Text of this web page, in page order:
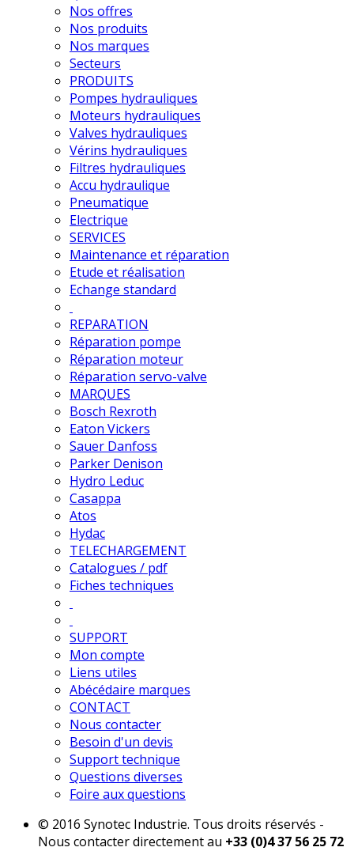
Nos offres
Nos produits
Nos marques
Secteurs
PRODUITS
Pompes hydrauliques
Moteurs hydrauliques
Valves hydrauliques
Vérins hydrauliques
Filtres hydrauliques
Accu hydraulique
Pneumatique
Electrique
SERVICES
Maintenance et réparation
Etude et réalisation
Echange standard
REPARATION
Réparation pompe
Réparation moteur
Réparation servo-valve
MARQUES
Bosch Rexroth
Eaton Vickers
Sauer Danfoss
Parker Denison
Hydro Leduc
Casappa
Atos
Hydac
TELECHARGEMENT
Catalogues / pdf
Fiches techniques
SUPPORT
Mon compte
Liens utiles
Abécédaire marques
CONTACT
Nous contacter
Besoin d'un devis
Support technique
Questions diverses
Foire aux questions
© 2016 Synotec Industrie. Tous droits réservés -
Nous contacter directement au +33 (0)4 37 56 25 72